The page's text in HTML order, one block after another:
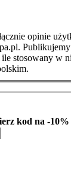
opinie
stosowany w
kod na -10%